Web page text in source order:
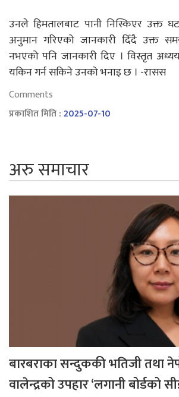
उनले हिमतालबाट पानी निस्किएर उक्त
अनुमान गरिएको जानकारी दिँदै उक्त
नभएको पनि जानकारी दिए । विस्तृत
यकिन गर्न सकिने उनको भनाइ छ । -रासस
Comments
प्रकाशित मिति :2025-07-10
अरु समाचार
बारबराका सन्दुककी भतिजी तथा
वालेन्द्रको उपहार ‘लगानी बोर्डको